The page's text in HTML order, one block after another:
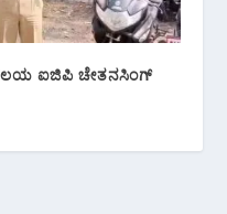
ಐಜಿಪಿ ಚೇತನಸಿಂಗ್